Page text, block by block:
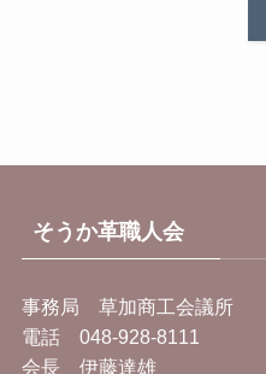
そうか革職人会
事務局 草加商工会議所
電話 048-928-8111
会長 伊藤達雄